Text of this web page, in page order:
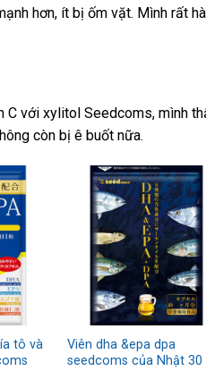
hơn, ít bị ốm vặt. Mình rất
C với xylitol Seedcoms, mình
còn bị ê buốt nữa.
tô và
Viên dha &epa dpa
seedcoms của Nhật 30